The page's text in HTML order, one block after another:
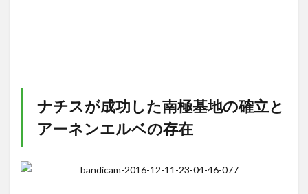
ナチスが成功した南極基地の確立と
アーネンエルベの存在